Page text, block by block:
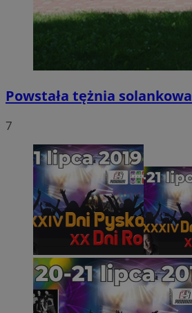
Powstała tężnia solankowa
7